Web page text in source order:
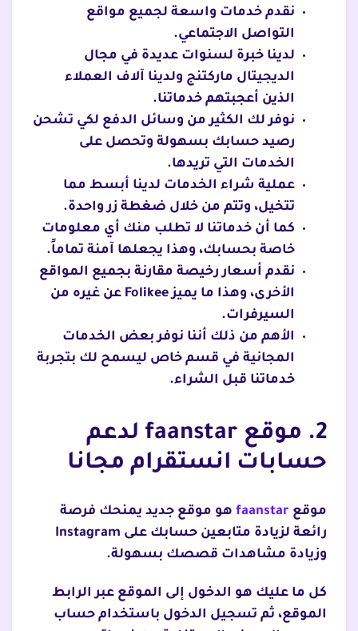
نقدم خدمات واسعة لجميع مواقع
التواصل الاجتماعي.
لدينا خبرة لسنوات عديدة في مجال
الديجيتال ماركتنج ولدينا آلاف العملاء
الذين أعجبتهم خدماتنا.
نوفر لك الكثير من وسائل الدفع لكي تشحن
رصيد حسابك بسهولة وتحصل على
الخدمات التي تريدها.
عملية شراء الخدمات لدينا أبسط مما
تتخيل، وتتم من خلال ضغطة زر واحدة.
كما أن خدماتنا لا تطلب منك أي معلومات
خاصة بحسابك، وهذا يجعلها آمنة تماماً.
نقدم أسعار رخيصة مقارنة بجميع المواقع
الأخرى، وهذا ما يميز Folikee عن غيره من
السيرفرات.
الأهم من ذلك أننا نوفر بعض الخدمات
المجانية في قسم خاص ليسمح لك بتجربة
خدماتنا قبل الشراء.
2. موقع
لدعم
حسابات انستقرام مجانا
موقع faanstar هو موقع جديد يمنحك فرصة
رائعة لزيادة متابعين حسابك على Instagram
وزيادة مشاهدات قصصك بسهولة.
كل ما عليك هو الدخول إلى الموقع عبر الرابط
الموقع، ثم تسجيل الدخول باستخدام حساب